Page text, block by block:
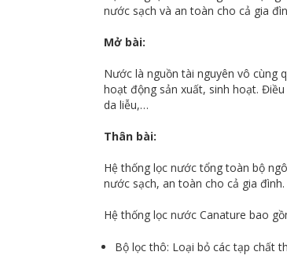
nước sạch và an toàn cho cả gia
Mở bài:
Nước là nguồn tài nguyên vô cùng
hoạt động sản xuất, sinh hoạt.
da liễu,…
Thân bài:
Hệ thống lọc nước tổng toàn bộ
nước sạch, an toàn cho cả gia đình.
Hệ thống lọc nước Canature bao
Bộ lọc thô: Loại bỏ các tạp chất